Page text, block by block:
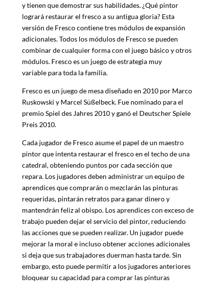
y tienen que demostrar sus habilidades. ¿Qué pintor
logrará restaurar el fresco a su antigua gloria? Esta
versión de Fresco contiene tres módulos de expansión
adicionales. Todos los módulos de Fresco se pueden
combinar de cualquier forma con el juego básico y otros
módulos. Fresco es un juego de estrategia muy
variable para toda la familia.
Fresco es un juego de mesa diseñado en 2010 por Marco
Ruskowski y Marcel Süßelbeck. Fue nominado para el
premio Spiel des Jahres 2010 y ganó el Deutscher Spiele
Preis 2010.
Cada jugador de Fresco asume el papel de un maestro
pintor que intenta restaurar el fresco en el techo de una
catedral, obteniendo puntos por cada sección que
repara. Los jugadores deben administrar un equipo de
aprendices que comprarán o mezclarán las pinturas
requeridas, pintarán retratos para ganar dinero y
mantendrán feliz al obispo. Los aprendices con exceso de
trabajo pueden dejar el servicio del pintor, reduciendo
las acciones que se pueden realizar. Un jugador puede
mejorar la moral e incluso obtener acciones adicionales
si deja que sus trabajadores duerman hasta tarde. Sin
embargo, esto puede permitir a los jugadores anteriores
bloquear su capacidad para comprar las pinturas